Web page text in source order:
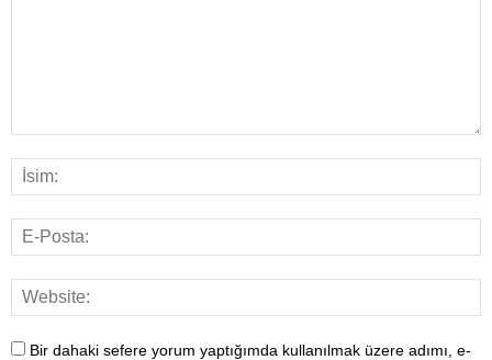
Bir dahaki sefere yorum yaptığımda kullanılmak üzere adımı, e-